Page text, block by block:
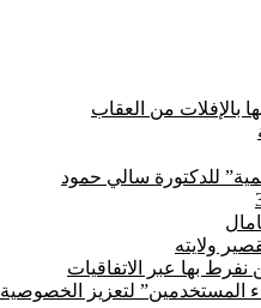
للدكتورة سالي حمود
ولايته
بها عبر الاتفاقيات
المستخدمين” لتعزيز الخصوصية